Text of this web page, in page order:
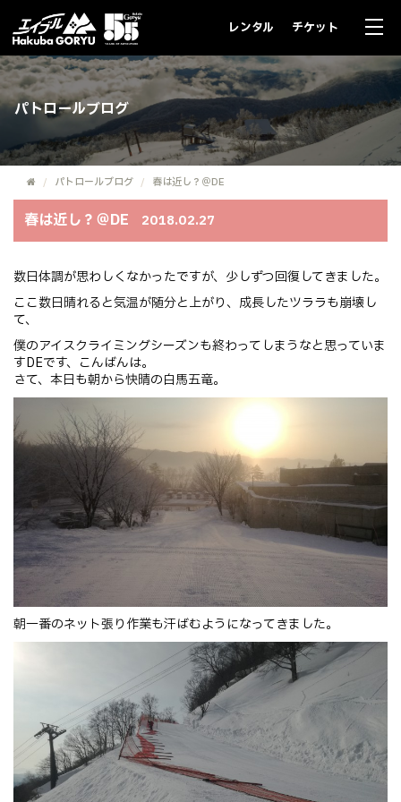
レンタル チケット
パトロールブログ
パトロールブログ 春は近し？＠DE
春は近し？＠DE 2018.02.27
数日体調が思わしくなかったですが、少しずつ回復してきました。
ここ数日晴れると気温が随分と上がり、成長したツララも崩壊し
て、
僕のアイスクライミングシーズンも終わってしまうなと思っていま
すDEです、こんばんは。
さて、本日も朝から快晴の白馬五竜。
朝一番のネット張り作業も汗ばむようになってきました。